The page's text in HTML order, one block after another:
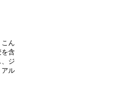
ん
を含
ジ
アル